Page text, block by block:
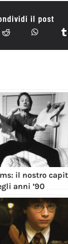
il post
il nostro
anni ’90